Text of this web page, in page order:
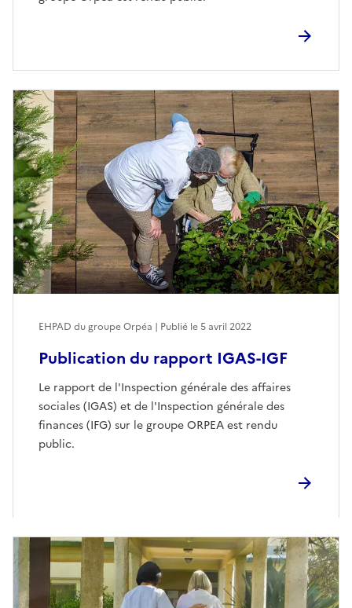
Publication du rapport IGAS-IGF
Le rapport de l'Inspection générale des affaires
sociales (IGAS) et de l'Inspection générale des
finances (IFG) sur le groupe ORPEA est rendu
public.
EHPAD du groupe Orpéa | Publié le5 avril 2022